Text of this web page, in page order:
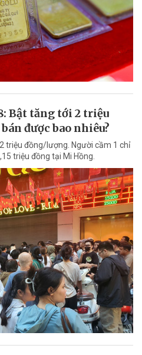
Bật tăng tới 2 triệu
được bao nhiêu?
triệu đồng/lượng. Người cầm 1 chỉ
triệu đồng tại Mi Hồng.